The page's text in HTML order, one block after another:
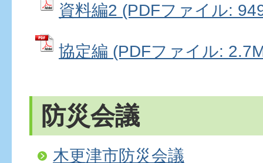
資料編2 (PDFファイル:
協定編 (PDFファイル:
防災会議
木更津市防災会議